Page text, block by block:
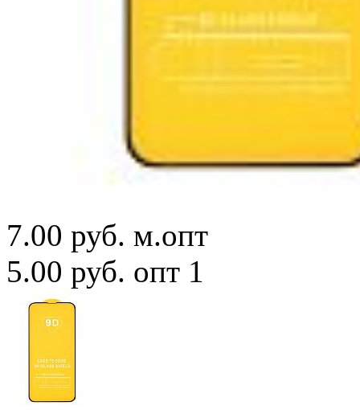
7.00 руб. м.опт
5.00 руб. опт 1